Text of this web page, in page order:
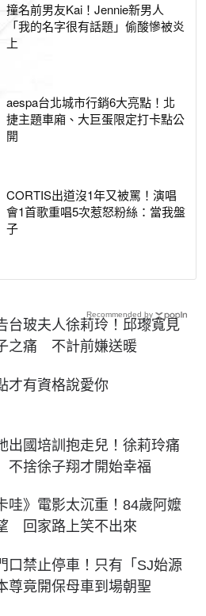
撞名前男友Kai！Jennie新男人
「我的名字很有話題」偷酸慘被炎
上
aespa台北城市行銷6大亮點！北
捷主題車廂、大巨蛋限定打卡點公
開
CORTIS出道沒1年又被罵！演唱
會1首歌重唱5次惹怒粉絲：當我盤
子
台玻夫人徐莉玲！邱瓈寬見
之痛 不計前嫌送暖
才有資格說愛你
出國培訓抱走兒！徐莉玲痛
捨徐子翔才開始幸福
哇》電影太沉重！84歲阿嬤
回家路上笑不出來
口禁止停車！只有「SJ始源
尊竟開保母車到場朝聖
Recommended by